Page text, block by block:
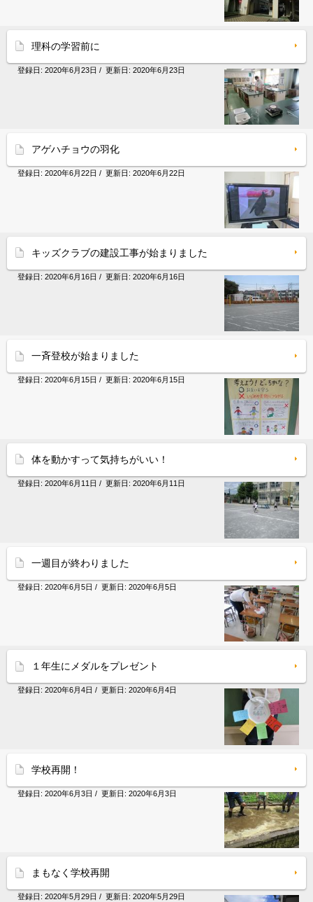
理科の学習前に
登録日: 2020年6月23日 / 更新日: 2020年6月23日
アゲハチョウの羽化
登録日: 2020年6月22日 / 更新日: 2020年6月22日
キッズクラブの建設工事が始まりました
登録日: 2020年6月16日 / 更新日: 2020年6月16日
一斉登校が始まりました
登録日: 2020年6月15日 / 更新日: 2020年6月15日
体を動かすって気持ちがいい！
登録日: 2020年6月11日 / 更新日: 2020年6月11日
一週目が終わりました
登録日: 2020年6月5日 / 更新日: 2020年6月5日
１年生にメダルをプレゼント
登録日: 2020年6月4日 / 更新日: 2020年6月4日
学校再開！
登録日: 2020年6月3日 / 更新日: 2020年6月3日
まもなく学校再開
登録日: 2020年5月29日 / 更新日: 2020年5月29日